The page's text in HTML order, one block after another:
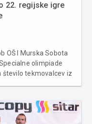
22. regijske igre
OŠ I Murska Sobota
olimpiade
število tekmovalcev iz